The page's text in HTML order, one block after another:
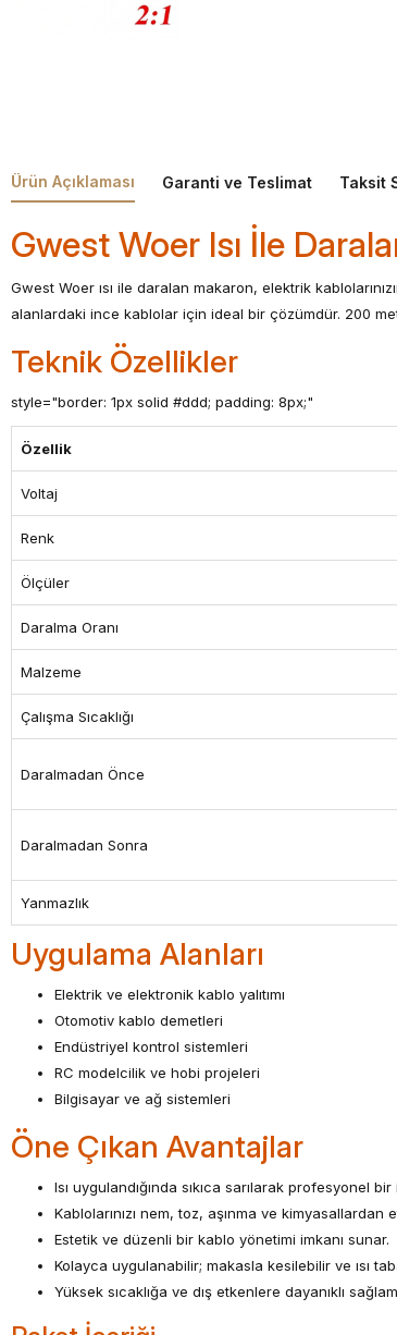
Ürün Açıklaması Garanti ve Teslimat Taksit
Gwest Woer Isı İle
Gwest Woer ısı ile daralan makaron, elektrik
alanlardaki ince kablolar için ideal bir çözümdür. 200
Teknik Özellikler
style="border: 1px solid #ddd; padding: 8px;"
Özellik
Voltaj
Renk
Ölçüler
Daralma Oranı
Malzeme
Çalışma Sıcaklığı
Daralmadan Önce
Daralmadan Sonra
Yanmazlık
Uygulama Alanları
Elektrik ve elektronik kablo yalıtımı
Otomotiv kablo demetleri
Endüstriyel kontrol sistemleri
RC modelcilik ve hobi projeleri
Bilgisayar ve ağ sistemleri
Öne Çıkan Avantajlar
Isı uygulandığında sıkıca sarılarak profesyonel
Kablolarınızı nem, toz, aşınma ve kimyasallardan
Estetik ve düzenli bir kablo yönetimi imkanı sunar.
Kolayca uygulanabilir; makasla kesilebilir ve ısı
Yüksek sıcaklığa ve dış etkenlere dayanıklı